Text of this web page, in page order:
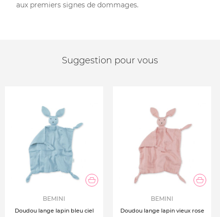
aux premiers signes de dommages.
Suggestion pour vous
BEMINI
Doudou lange lapin bleu ciel
BEMINI
Doudou lange lapin vieux rose